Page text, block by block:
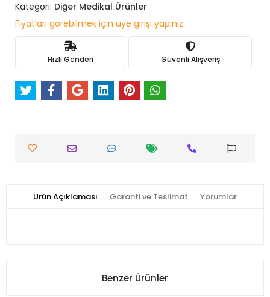
Kategori: Diğer Medikal Ürünler
Fiyatları görebilmek için üye girişi yapınız
Hızlı Gönderi Güvenli Alışveriş
Ürün Açıklaması Garanti ve Teslimat Yorumlar
Benzer Ürünler